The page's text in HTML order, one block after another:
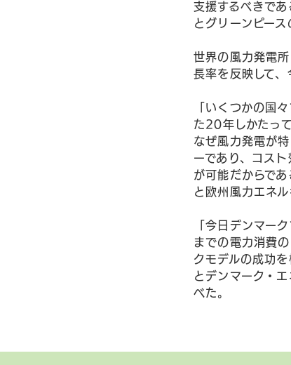
支援するべきで
とグリーンピー
世界の風力発電
長率を反映して
「いくつかの国
た20年しかたっ
なぜ風力発電が
ーであり、コス
が可能だからであ
と欧州風力エネ
「今日デンマー
までの電力消費
クモデルの成功
とデンマーク・
べた。